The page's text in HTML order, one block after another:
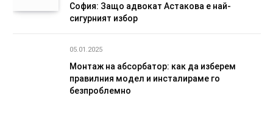
София: Защо адвокат Астакова е най-
сигурният избор
05.01.2025
Монтаж на абсорбатор: как да изберем
правилния модел и инсталираме го
безпроблемно